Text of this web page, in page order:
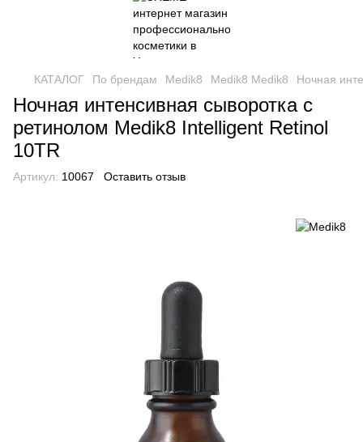
КАТАЛОГ По брендам Medik8 Medik8 Medik8 Ночная
Ночная интенсивная сыворотка с
ретинолом Medik8 Intelligent Retinol
10TR
Артикул: 10067 Оставить отзыв